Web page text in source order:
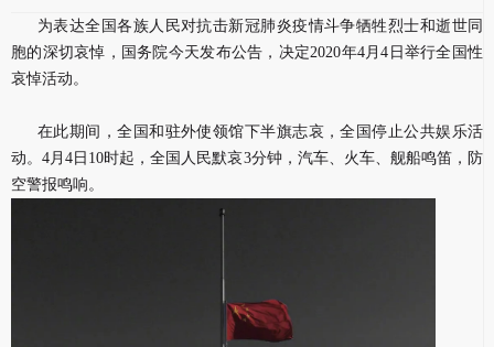
为表达全国各族人民对抗击新冠肺炎疫情斗争牺牲烈士和逝世同
胞的深切哀悼，国务院今天发布公告，决定2020年4月4日举行全国性
哀悼活动。
在此期间，全国和驻外使领馆下半旗志哀，全国停止公共娱乐活
动。4月4日10时起，全国人民默哀3分钟，汽车、火车、舰船鸣笛，防
空警报鸣响。